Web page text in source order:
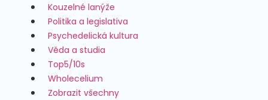
Kouzelné lanýže
Politika a legislativa
Psychedelická kultura
Věda a studia
Top5/10s
Wholecelium
Zobrazit všechny